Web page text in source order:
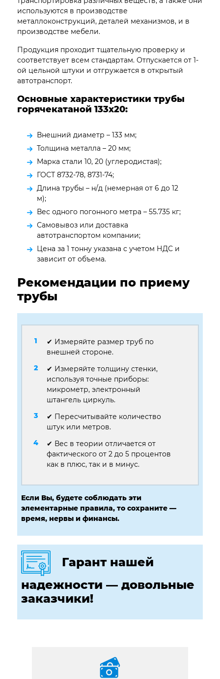
используются в производстве
металлоконструкций, деталей механизмов, и в
производстве мебели.
Продукция проходит тщательную проверку и
соответствует всем стандартам. Отпускается от 1-
ой цельной штуки и отгружается в открытый
автотранспорт.
Основные характеристики трубы
горячекатаной 133х20:
Внешний диаметр – 133 мм;
Толщина металла – 20 мм;
Марка стали 10, 20 (углеродистая);
ГОСТ 8732-78, 8731-74;
Длина трубы – н/д (немерная от 6 до 12
м);
Вес одного погонного метра – 55.735 кг;
Самовывоз или доставка
автотранспортом компании;
Цена за 1 тонну указана с учетом НДС и
зависит от объема.
Рекомендации по приему
трубы
✔ Измеряйте размер труб по
внешней стороне.
✔ Измеряйте толщину стенки,
используя точные приборы:
микрометр, электронный
штангель циркуль.
✔ Пересчитывайте количество
штук или метров.
✔ Вес в теории отличается от
фактического от 2 до 5 процентов
как в плюс, так и в минус.
Если Вы, будете соблюдать эти
элементарные правила, то сохраните —
время, нервы и финансы.
Гарант нашей
надежности — довольные
заказчики!